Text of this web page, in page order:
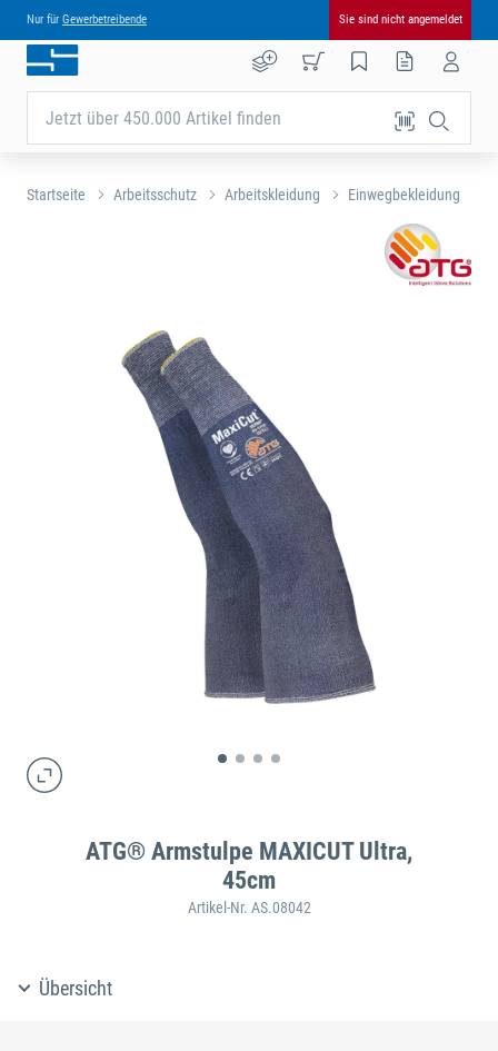
Nur für Gewerbetreibende Sie sind nicht angemeldet
Jetzt über 450.000 Artikel finden
Startseite Arbeitsschutz Arbeitskleidung Einwegbekleidung
ATG® Armstulpe MAXICUT Ultra,
45cm
Artikel-Nr. AS.08042
Übersicht